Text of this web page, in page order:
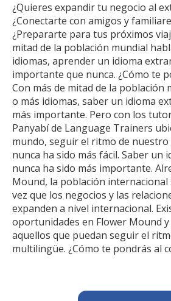
¿Quieres expandir tu negocio al
¿Conectarte con amigos y
¿Prepararte para tus próximos
mitad de la población mundial
idiomas, aprender un idioma
importante que nunca. ¿Cómo te
Con más de mitad de la población
o más idiomas, saber un idioma
más importante. Pero con los
Panyabí de Language Trainers
mundo, seguir el ritmo de
nunca ha sido más fácil. Saber un
nunca ha sido más importante.
Mound, la población internacional
vez que los negocios y las
expanden a nivel internacional.
oportunidades en Flower Mound
aquellos que puedan seguir el
multilingüe. ¿Cómo te pondrás al